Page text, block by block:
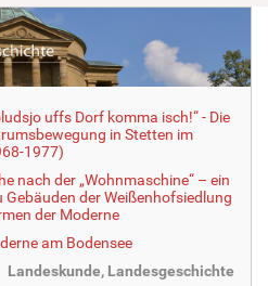
uffs Dorf komma isch!“ - Die
in Stetten im
1977)
nach der „Wohnmaschine“ – ein
Gebäuden der Weißenhofsiedlung
der Moderne
am Bodensee
Landeskunde, Landesgeschichte